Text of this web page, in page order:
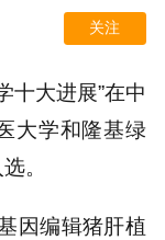
关注
十大进展”在中
大学和隆基绿
。
因编辑猪肝植